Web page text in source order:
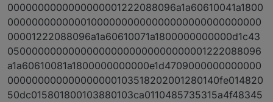
0000000000000000001222088096a1a60610041a1800
000000000000010000000000000000000000000000
00001222088096a1a60610071a1800000000000d1c43
050000000000000000000000000000001222088096
a1a60610081a1800000000000e1d4709000000000000
000000000000000000103518202001280140fe014820
50dc015801800103880103ca0110485735315a4f48345